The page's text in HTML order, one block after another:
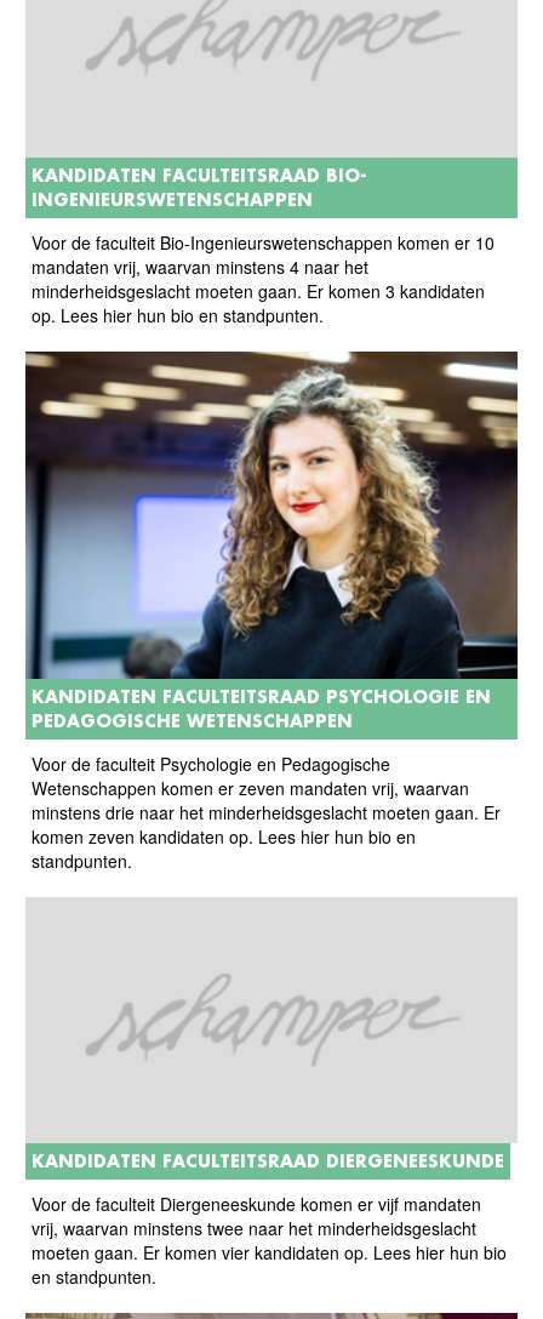
KANDIDATEN FACULTEITSRAAD BIO-
INGENIEURSWETENSCHAPPEN
Voor de faculteit Bio-Ingenieurswetenschappen komen er 10
mandaten vrij, waarvan minstens 4 naar het
minderheidsgeslacht moeten gaan. Er komen 3 kandidaten
op. Lees hier hun bio en standpunten.
KANDIDATEN FACULTEITSRAAD PSYCHOLOGIE EN
PEDAGOGISCHE WETENSCHAPPEN
Voor de faculteit Psychologie en Pedagogische
Wetenschappen komen er zeven mandaten vrij, waarvan
minstens drie naar het minderheidsgeslacht moeten gaan. Er
komen zeven kandidaten op. Lees hier hun bio en
standpunten.
KANDIDATEN FACULTEITSRAAD DIERGENEESKUNDE
Voor de faculteit Diergeneeskunde komen er vijf mandaten
vrij, waarvan minstens twee naar het minderheidsgeslacht
moeten gaan. Er komen vier kandidaten op. Lees hier hun bio
en standpunten.